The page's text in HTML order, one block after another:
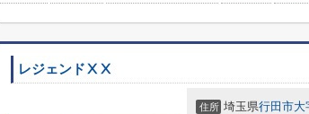
レジェンドⅩⅩ
住所 埼玉県行田市大